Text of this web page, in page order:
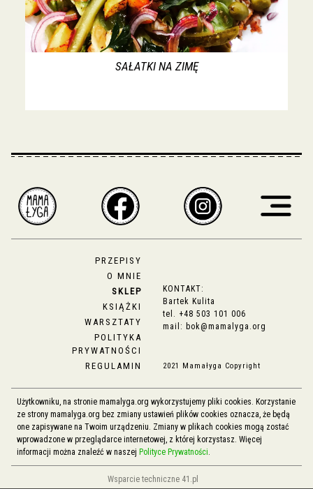
SAŁATKI NA ZIMĘ
PRZEPISY
O MNIE
SKLEP
KSIĄŻKI
WARSZTATY
POLITYKA
PRYWATNOŚCI
REGULAMIN
KONTAKT:
Bartek Kulita
tel. +48 503 101 006
mail: bok@mamalyga.org
2021 Mamałyga Copyright
Użytkowniku, na stronie mamalyga.org wykorzystujemy pliki cookies. Korzystanie
ze strony mamalyga.org bez zmiany ustawień plików cookies oznacza, że będą
one zapisywane na Twoim urządzeniu. Zmiany w plikach cookies mogą zostać
wprowadzone w przeglądarce internetowej, z której korzystasz. Więcej
informacji można znaleźć w naszej Polityce Prywatności.
Wsparcie techniczne 41.pl